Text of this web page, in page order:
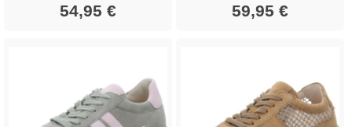
54,95 € 59,95 €